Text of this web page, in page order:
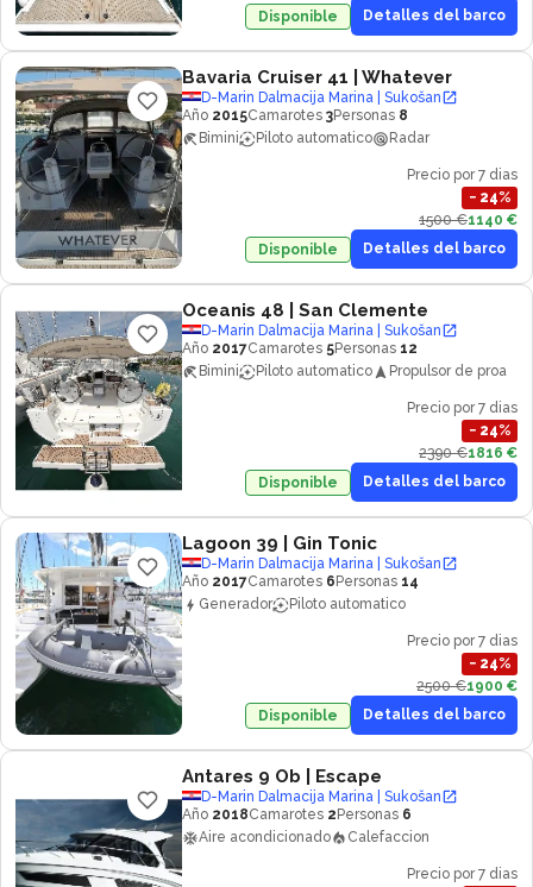
Disponible
Detalles del barco
Bavaria Cruiser 41 | Whatever
D-Marin Dalmacija Marina | Sukošan
Año 2015Camarotes 3Personas 8
Bimini
Piloto automatico Radar
Precio por 7 dias
− 24%
1500 €1140 €
Disponible
Detalles del barco
Oceanis 48 | San Clemente
D-Marin Dalmacija Marina | Sukošan
Año 2017Camarotes 5Personas 12
Bimini
Piloto automatico Propulsor de proa
Precio por 7 dias
− 24%
2390 €1816 €
Disponible
Detalles del barco
Lagoon 39 | Gin Tonic
D-Marin Dalmacija Marina | Sukošan
Año 2017Camarotes 6 Personas 14
Generador
Piloto automatico
Precio por 7 dias
− 24%
2500 €1900 €
Disponible
Detalles del barco
Antares 9 Ob | Escape
D-Marin Dalmacija Marina | Sukošan
Año 2018Camarotes 2 Personas 6
Aire acondicionado
Calefaccion
Precio por 7 dias